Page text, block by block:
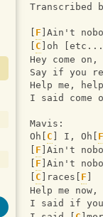
Transcribed
F ]Ain't
C ]oh
Hey come
Say if you
Help me,
I said come
Mavis:
Oh[ C ] I, Oh[ F
F ]Ain't
F ]Ain't
C ]races[ F
Help me
I said if